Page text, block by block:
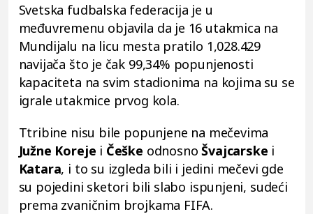
Svetska fudbalska federacija je u
međuvremenu objavila da je 16 utakmica na
Mundijalu na licu mesta pratilo 1,028.429
navijača što je čak 99,34% popunjenosti
kapaciteta na svim stadionima na kojima su se
igrale utakmice prvog kola.
Ttribine nisu bile popunjene na mečevima
Južne Koreje i Češke odnosnoŠvajcarske i
Katara, i to su izgleda bili i jedini mečevi gde
su pojedini sketori bili slabo ispunjeni, sudeći
prema zvaničnim brojkama FIFA.